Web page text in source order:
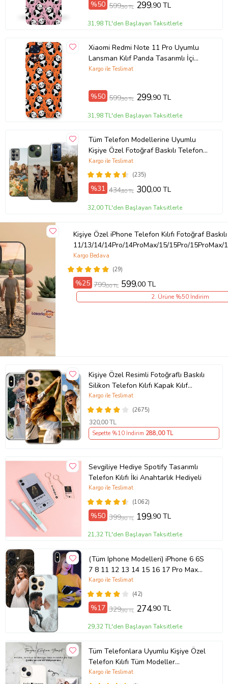
Ürün Kodu:kcm9562690
%50 599,90 TL 299,90 TL
31,98 TL'den Başlayan Taksitlerle
Xiaomi Redmi Note 11 Pro Uyumlu
Lansman Kılıf Panda Tasarımlı İçi
Kadife Kapak-Turuncu (Şeffaf)
Kargo ile Teslimat
%50 599,90 TL 299,90 TL
31,98 TL'den Başlayan Taksitlerle
Tüm Telefon Modellerine Uyumlu
Kişiye Özel Fotoğraf Baskılı Telefon
Kılıfı
(235)
Kargo ile Teslimat
%31 434,80 TL 300,00 TL
32,00 TL'den Başlayan Taksitlerle
Kişiye Özel iPhone Telefon Kılıfı Fotoğraf Baskılı
11/13/14/14Pro/14ProMax/15/15Pro/
(29)
Kargo Bedava
%25 799,00 TL 599,00 TL
2. Ürüne %50 İndirim
Kişiye Özel Resimli Fotoğraflı Baskılı
Silikon Telefon Kılıfı Kapak Kılıf
(Telefon Modelleri Açıklamada)
(2675)
Kargo ile Teslimat
320,00 TL
Sepette %10 İndirim 288,00 TL
Sevgiliye Hediye Spotify Tasarımlı
Telefon Kılıfı İki Anahtarlık Hediyeli
(1062)
Kargo ile Teslimat
%50 399,90 TL 199,90 TL
21,32 TL'den Başlayan Taksitlerle
(Tüm Iphone Modelleri) iPhone 6 6S
7 8 11 12 13 14 15 16 17 Pro Max
Plus Mini Kişiye Özel Resimli
Fotoğraflı Kılıf(42)
Kargo ile Teslimat
%17 329,90 TL 274,90 TL
29,32 TL'den Başlayan Taksitlerle
Tüm Telefonlara Uyumlu Kişiye Özel
Telefon Kılıfı Tüm Modeller
Açıklamada
Kargo ile Teslimat